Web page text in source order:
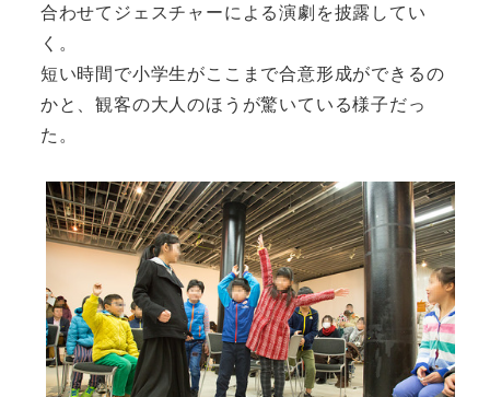
合わせてジェスチャーによる演劇を披露してい
く。
短い時間で小学生がここまで合意形成ができるの
かと、観客の大人のほうが驚いている様子だっ
た。